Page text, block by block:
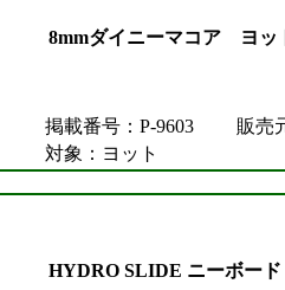
8mmダイニーマコア ヨッ
掲載番号：P-9603
販売
対象：ヨット
HYDRO SLIDE ニーボード